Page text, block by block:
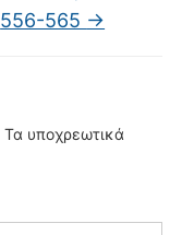
556-565 →
Τα υποχρεωτικά